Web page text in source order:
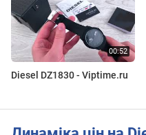
Diesel DZ1830 - Viptime.ru